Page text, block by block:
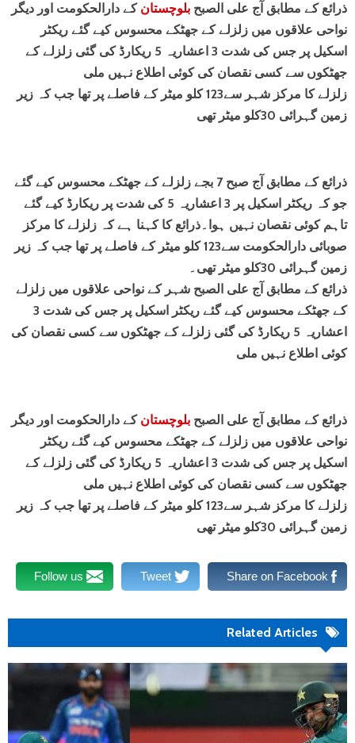
ذرائع کے مطابق آج علی الصبح بلوچستان کے دارالحکومت اور دیگر
نواحی علاقوں میں زلزلے کے جھٹکے محسوس کیے گئے ریکٹر
اسکیل پر جس کی شدت 3 اعشاریہ 5 ریکارڈ کی گئی زلزلے کے
جھٹکوں سے کسی نقصان کی کوئی اطلاع نہیں ملی
زلزلے کا مرکز شہر سے123 کلو میٹر کے فاصلے پر تھا جب کہ زیر
زمین گہرائی 30کلو میٹر تھی
ذرائع کے مطابق آج صبح 7 بجے زلزلے کے جھٹکے محسوس کیے گئے
جو کہ ریکٹر اسکیل پر 3 اعشاریہ 5 کی شدت پر ریکارڈ کیے گئے
تاہم کوئی نقصان نہیں ہوا۔ذرائع کا کہنا ہے کہ زلزلے کا مرکز
صوبائی دارالحکومت سے123 کلو میٹر کے فاصلے پر تھا جب کہ زیر
زمین گہرائی 30کلو میٹر تھی۔
ذرائع کے مطابق آج علی الصبح شہر کے نواحی علاقوں میں زلزلے
کے جھٹکے محسوس کیے گئے ریکٹر اسکیل پر جس کی شدت 3
اعشاریہ 5 ریکارڈ کی گئی زلزلے کے جھٹکوں سے کسی نقصان کی
کوئی اطلاع نہیں ملی
ذرائع کے مطابق آج علی الصبح بلوچستان کے دارالحکومت اور دیگر
نواحی علاقوں میں زلزلے کے جھٹکے محسوس کیے گئے ریکٹر
اسکیل پر جس کی شدت 3 اعشاریہ 5 ریکارڈ کی گئی زلزلے کے
جھٹکوں سے کسی نقصان کی کوئی اطلاع نہیں ملی
زلزلے کا مرکز شہر سے123 کلو میٹر کے فاصلے پر تھا جب کہ زیر
زمین گہرائی 30کلو میٹر تھی
Share on Facebook
Tweet
Follow us
Related Articles